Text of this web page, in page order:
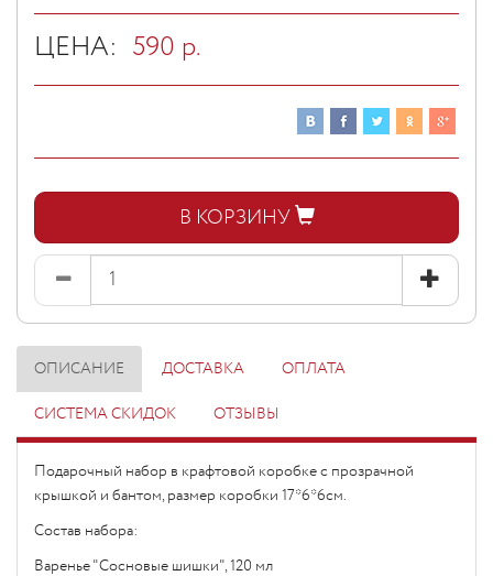
ЦЕНА: 590 р.
В КОРЗИНУ
ОПИСАНИЕ ДОСТАВКА ОПЛАТА
СИСТЕМА СКИДОК ОТЗЫВЫ
Подарочный набор в крафтовой коробке с прозрачной
крышкой и бантом, размер коробки 17*6*6см.
Состав набора:
Варенье "Сосновые шишки", 120 мл